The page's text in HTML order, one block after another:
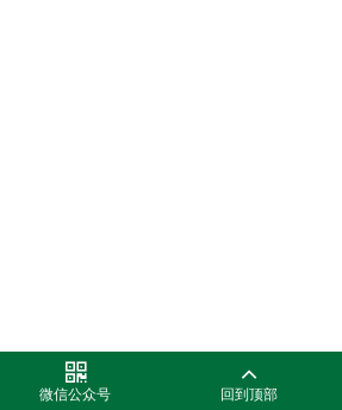
微信公众号 回到顶部